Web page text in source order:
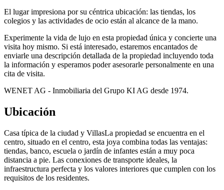
El lugar impresiona por su céntrica ubicación: las tiendas, los
colegios y las actividades de ocio están al alcance de la mano.
Experimente la vida de lujo en esta propiedad única y concierte una
visita hoy mismo. Si está interesado, estaremos encantados de
enviarle una descripción detallada de la propiedad incluyendo toda
la información y esperamos poder asesorarle personalmente en una
cita de visita.
WENET AG - Inmobiliaria del Grupo KI AG desde 1974.
Ubicación
Casa típica de la ciudad y VillasLa propiedad se encuentra en el
centro, situado en el centro, esta joya combina todas las ventajas:
tiendas, banco, escuela o jardín de infantes están a muy poca
distancia a pie. Las conexiones de transporte ideales, la
infraestructura perfecta y los valores interiores que cumplen con los
requisitos de los residentes.